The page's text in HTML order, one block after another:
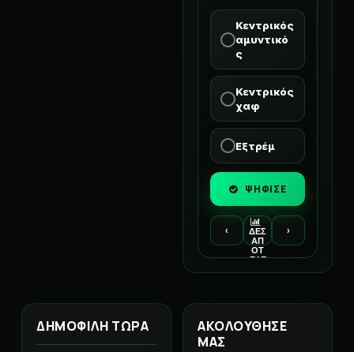
Κεντρικός
αμυντικό
ς
Κεντρικός
χαφ
Εξτρέμ
ΨΗΦΙΣΕ
‹
ΔΕΣ
ΑΠ
ΟΤ
ΕΛΕ
›
ΔΗΜΟΦΙΛΗ ΤΩΡΑ
ΑΚΟΛΟΥΘΗΣΕ
ΜΑΣ